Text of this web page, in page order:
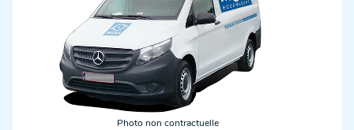
Photo non contractuelle